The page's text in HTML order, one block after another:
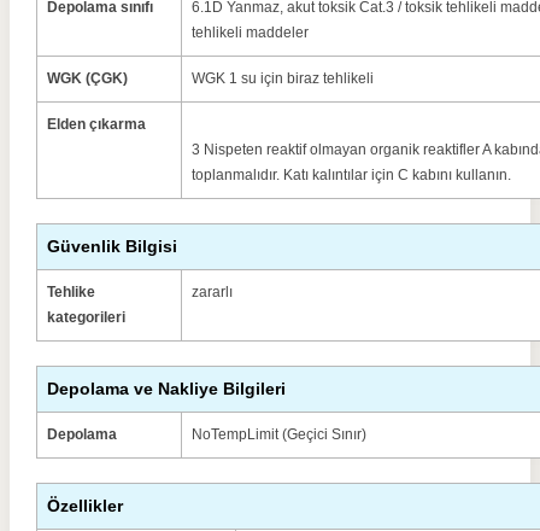
Depolama sınıfı
6.1D Yanmaz, akut toksik Cat.3 / toksik tehlikeli
tehlikeli maddeler
WGK (ÇGK) WGK 1 su için biraz tehlikeli
Elden çıkarma
3 Nispeten reaktif olmayan organik reaktifler A
toplanmalıdır. Katı kalıntılar için C kabını kullanın.
Güvenlik Bilgisi
Tehlike
kategorileri
zararlı
Depolama ve Nakliye Bilgileri
Depolama NoTempLimit (Geçici Sınır)
Özellikler